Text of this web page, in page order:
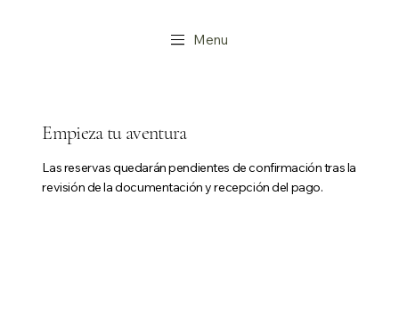
Menu
Empieza tu aventura
Las reservas quedarán pendientes de confirmación tras la
revisión de la documentación y recepción del pago.